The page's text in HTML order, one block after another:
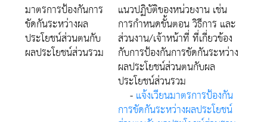
มาตรการป้องกันการ
ขัดกันระหว่างผล
ประโยชน์ส่วนตนกับ
ผลประโยชน์ส่วนรวม
แนวปฏิบัติของหน่วยงาน เช่น
การกำหนดขั้นตอน วิธีการ และ
ส่วนงาน/เจ้าหน้าที่ ที่เกี่ยวข้อง
กับการป้องกันการขัดกันระหว่าง
ผลประโยชน์ส่วนตนกับผล
ประโยชน์ส่วนรวม
-แจ้งเวียนมาตรการป้องกัน
การขัดกันระหว่างผลประโยชน์